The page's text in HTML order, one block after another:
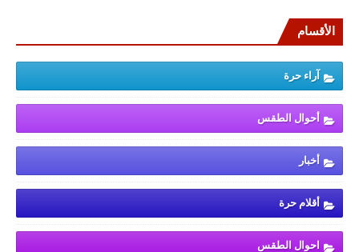
الأقسام
آراء حرة
أحوال الطقس
أخبار
أقلام حرة
احوال الطقس